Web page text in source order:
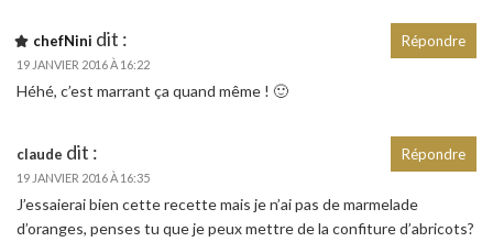
chefNini dit :
19 JANVIER 2016 À 16:22
Héhé, c’est marrant ça quand même ! 🙂
Répondre
claude dit :
19 JANVIER 2016 À 16:35
J’essaierai bien cette recette mais je n’ai pas de marmelade
d’oranges, penses tu que je peux mettre de la confiture d’abricots?
Répondre